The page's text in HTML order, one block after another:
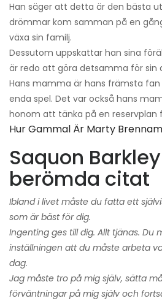
Han säger att detta är den bästa
drömmar kom samman på en
växa sin familj.
Dessutom uppskattar han sina
är redo att göra detsamma för sin
Hans mamma är hans främsta
enda spel. Det var också hans
honom att tänka på en reservplan
Hur Gammal Är Marty
Saquon
berömda citat
Ibland i livet måste du fatta ett
som är bäst för dig.
Ingenting ges till dig. Allt tjänas. Du
inställningen att du måste arbeta
dag.
Jag måste tro på mig själv, sätta
förväntningar på mig själv och